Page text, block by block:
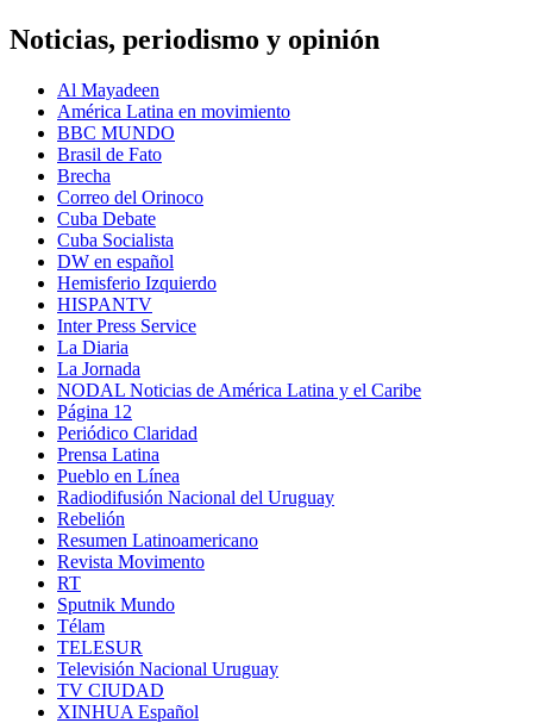
Noticias, periodismo y opinión
Al Mayadeen
América Latina en movimiento
BBC MUNDO
Brasil de Fato
Brecha
Correo del Orinoco
Cuba Debate
Cuba Socialista
DW en español
Hemisferio Izquierdo
HISPANTV
Inter Press Service
La Diaria
La Jornada
NODAL Noticias de América Latina y el Caribe
Página 12
Periódico Claridad
Prensa Latina
Pueblo en Línea
Radiodifusión Nacional del Uruguay
Rebelión
Resumen Latinoamericano
Revista Movimento
RT
Sputnik Mundo
Télam
TELESUR
Televisión Nacional Uruguay
TV CIUDAD
XINHUA Español